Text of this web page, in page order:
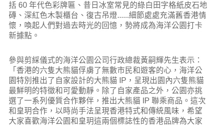
括 60 年代色彩牌匾、昔日冰室常見的綠白田字格紙皮石地
磚、深紅色木製櫃台、復古吊燈......細節處處充滿舊香港情
懷，喚起人們對過去時光的回憶，勢將成為海洋公園打卡
新據點。
參與剪綵儀式的海洋公園公司行政總裁黃嗣輝先生表示：
「香港的六隻大熊貓俘虜了無數市民和遊客的心，海洋公
園特別推出了自家設計的大熊貓 IP，呈現出園內六隻熊貓
最鮮明的特徵和可愛動靜。除了自家產品之外，公園亦挑
選了一系列優質合作夥伴，推出大熊貓 IP 聯乘商品。這次
和皇玥合作，以時尚手法呈現香港特式和傳統風味，希望
大家喜歡海洋公園和皇玥這兩個標誌性的香港品牌為大家